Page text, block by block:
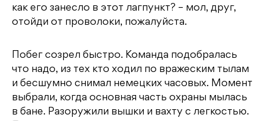
как его занесло в этот лагпункт? – мол, друг,
отойди от проволоки, пожалуйста.
Побег созрел быстро. Команда подобралась
что надо, из тех кто ходил по вражеским тылам
и бесшумно снимал немецких часовых. Момент
выбрали, когда основная часть охраны мылась
в бане. Разоружили вышки и вахту с легкостью.